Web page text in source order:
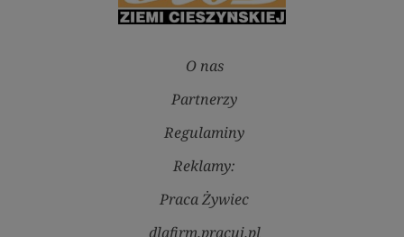
O nas
Partnerzy
Regulaminy
Reklamy:
Praca Żywiec
dlafirm.pracuj.pl